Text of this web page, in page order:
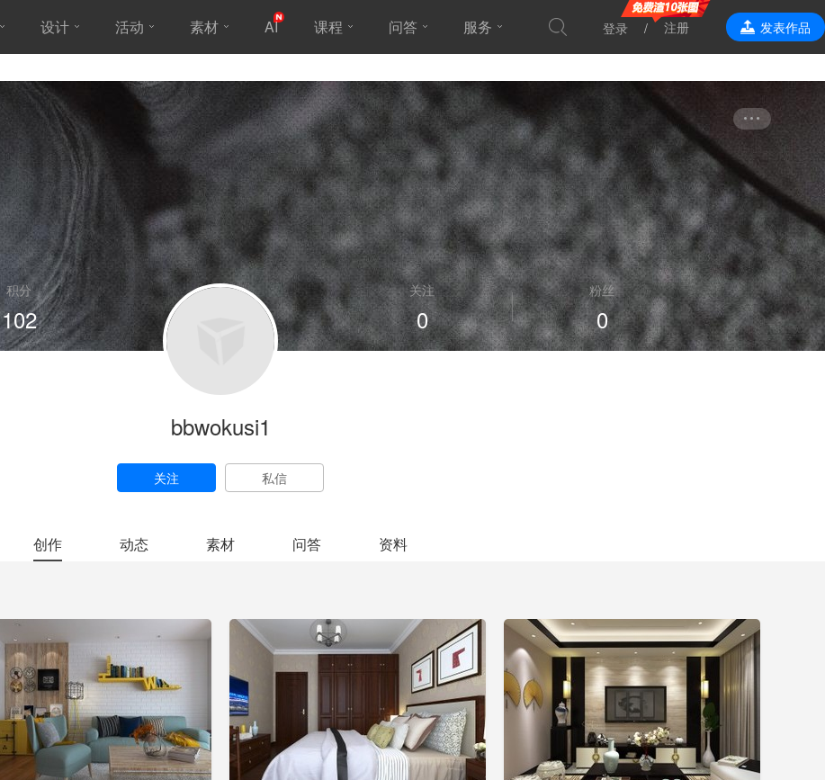
设计 活动 素材 AI 课程 问答 服务
效果表现
登录 注册 发表作品
积分
102
关注
0
粉丝
0
bbwokusi1
关注 私信
创作 动态 素材 问答 资料